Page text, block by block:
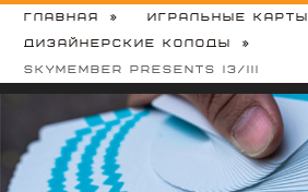
Главная
Игральные карты
Дизайнерские колоды
Skymember Presents I3/III